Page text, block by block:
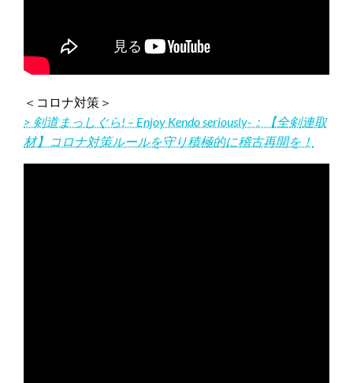
＜コロナ対策＞
> 剣道まっしぐら! – Enjoy Kendo seriously-：【全剣連取
材】コロナ対策ルールを守り積極的に稽古再開を！